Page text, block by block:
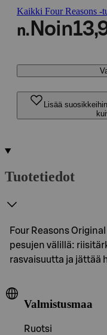
Kaikki Four Reasons -
n. Noin
Lisää
Tuotetiedot
Four Reasons
pesujen välillä:
rasvaisuutta ja jättää
Valmistusmaa
Ruotsi